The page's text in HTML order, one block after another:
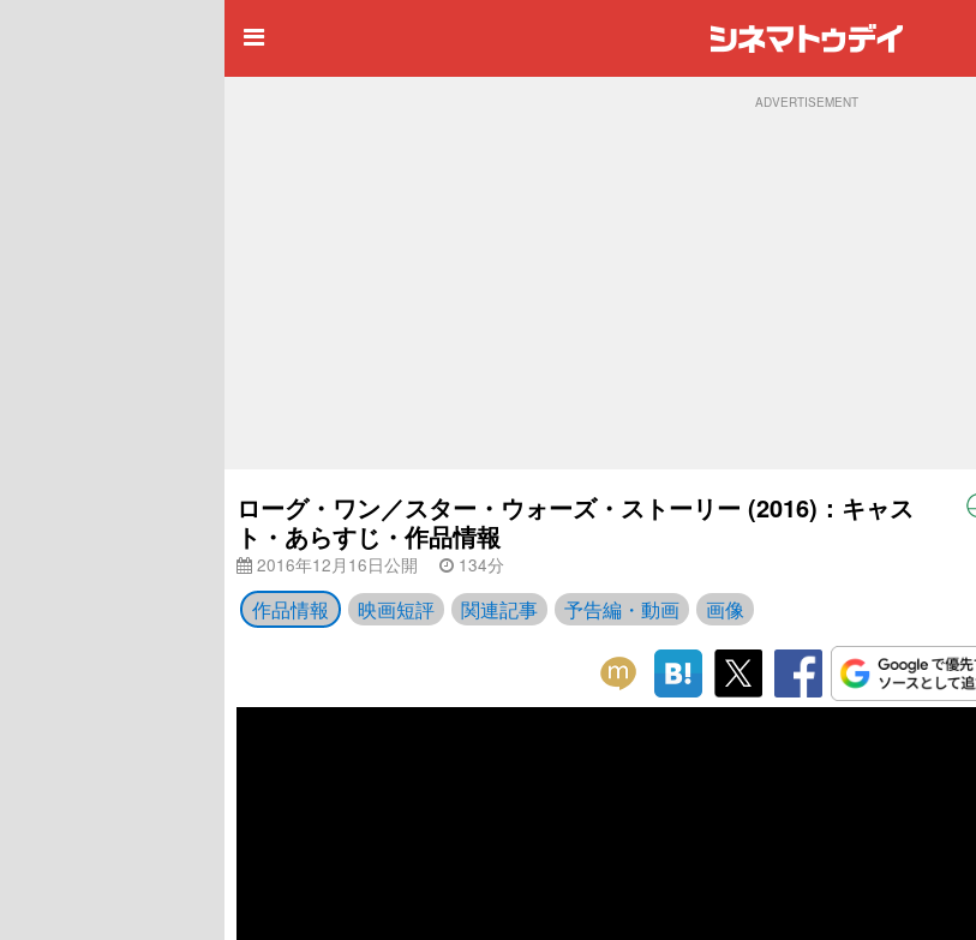
ADVERTISEMENT
ローグ・ワン／スター・ウォーズ・ストーリー (2016)：キャス
ト・あらすじ・作品情報
2016年12月16日公開 134分
作品情報 映画短評 関連記事 予告編・動画 画像